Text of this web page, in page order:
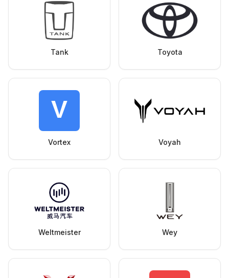
Tank Toyota
Vortex Voyah
Weltmeister Wey